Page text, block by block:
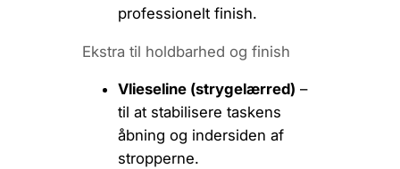
professionelt finish.
Ekstra til holdbarhed og finish
Vlieseline (strygelærred) –
til at stabilisere taskens
åbning og indersiden af
stropperne.